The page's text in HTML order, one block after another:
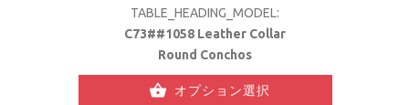
TABLE_HEADING_MODEL:
C73##1058 Leather Collar
Round Conchos
オプション選択